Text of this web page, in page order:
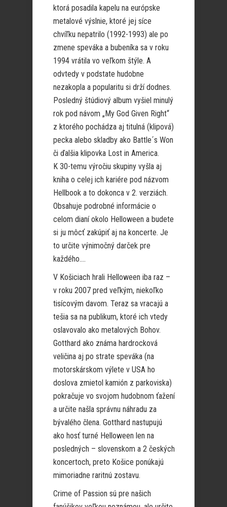
ktorá posadila kapelu na európske
metalové výslnie, ktoré jej síce
chvíľku nepatrilo (1992-1993) ale po
zmene speváka a bubeníka sa v roku
1994 vrátila vo veľkom štýle. A
odvtedy v podstate hudobne
nezakopla a popularitu si drží dodnes.
Posledný štúdiový album vyšiel minulý
rok pod návom „My God Given Right“
z ktorého pochádza aj titulná (klipová)
pecka alebo skladby ako Battle´s Won
či ďalšia klipovka Lost in America.
K 30-temu výročiu skupiny vyšla aj
kniha o celej ich kariére pod názvom
Hellbook a to dokonca v 2. verziách.
Obsahuje podrobné informácie o
celom dianí okolo Helloween a budete
si ju môcť zakúpiť aj na koncerte. Je
to určite výnimočný darček pre
každého….
V Košiciach hrali Helloween iba raz –
v roku 2007 pred veľkým, niekoľko
tisícovým davom. Teraz sa vracajú a
tešia sa na publikum, ktoré ich vtedy
oslavovalo ako metalových Bohov.
Gotthard ako známa hardrocková
veličina aj po strate speváka (na
motorskárskom výlete v USA ho
doslova zmietol kamión z parkoviska)
pokračuje vo svojom hudobnom ťažení
a určite našla správnu náhradu za
bývalého člena. Gotthard nastupujú
ako hosť turné Helloween len na
posledných – slovenskom a 2 českých
koncertoch, preto Košice ponúkajú
mimoriadne raritnú zostavu.
Crime of Passion sú pre našich